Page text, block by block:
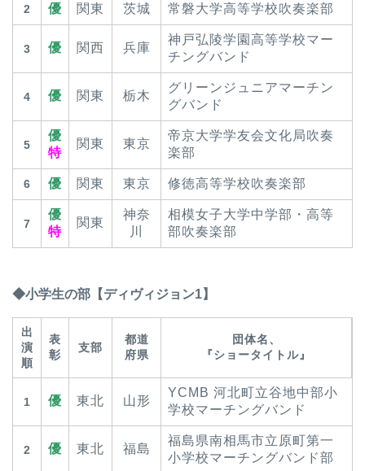
2 優 関東 茨城 常磐大学高等学校吹奏楽部
3 優 関西 兵庫
神戸弘陵学園高等学校マー
チングバンド
4 優 関東 栃木
グリーンジュニアマーチン
グバンド
5
優
特
関東 東京
帝京大学学友会文化局吹奏
楽部
6 優 関東 東京 修徳高等学校吹奏楽部
7
優
特
関東
神奈
川
相模女子大学中学部・高等
部吹奏楽部
◆小学生の部【ディヴィジョン1】
出
演
順
表
彰
支部
都道
府県
団体名、
『ショータイトル』
1 優 東北 山形
YCMB 河北町立谷地中部小
学校マーチングバンド
2 優 東北 福島
福島県南相馬市立原町第一
小学校マーチングバンド部